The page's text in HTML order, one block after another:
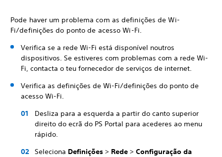
Pode haver um problema com as definições de Wi-
Fi/definições do ponto de acesso Wi-Fi.
Verifica se a rede Wi-Fi está disponível noutros
dispositivos. Se estiveres com problemas com a rede Wi-
Fi, contacta o teu fornecedor de serviços de internet.
Verifica as definições de Wi-Fi/definições do ponto de
acesso Wi-Fi.
Desliza para a esquerda a partir do canto superior
direito do ecrã do PS Portal para acederes ao menu
rápido.
Seleciona Definições > Rede > Configuração da